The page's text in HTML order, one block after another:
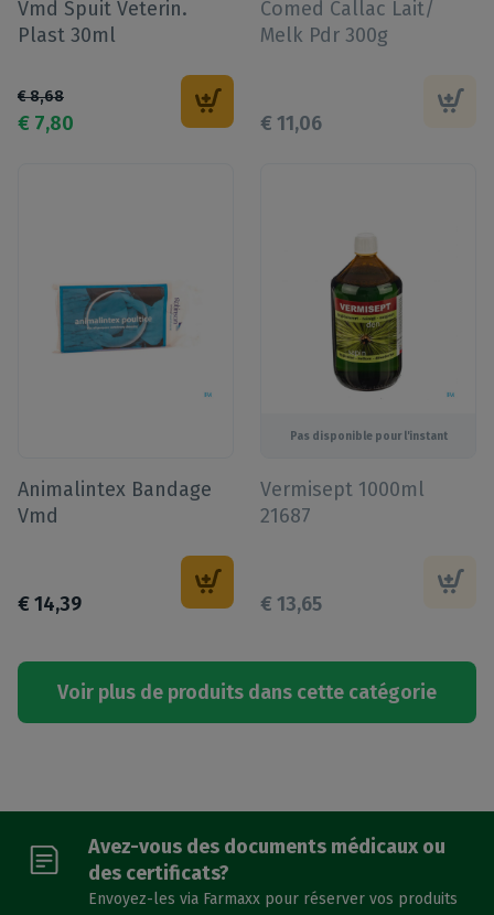
Vmd Spuit Veterin.
Plast 30ml
€8,68
€ 7,80
Comed Callac Lait/
Melk Pdr 300g
€ 11,06
Animalintex Bandage
Vmd
€14,39
Pas disponible pour l'instant
Vermisept 1000ml
21687
€ 13,65
Voir plus de produits dans cette catégorie
Avez-vous des documents médicaux ou
des certificats?
Envoyez-les via Farmaxx pour réserver vos produits